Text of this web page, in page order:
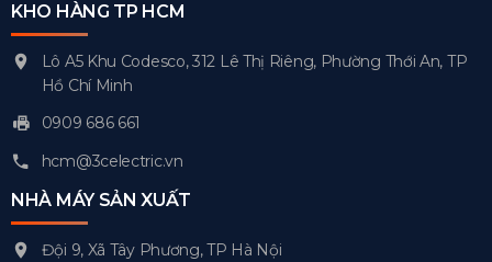
KHO HÀNG TP HCM
Lô A5 Khu Codesco, 312 Lê Thị Riêng, Phường Thới An, TP
Hồ Chí Minh
0909 686 661
hcm@3celectric.vn
NHÀ MÁY SẢN XUẤT
Đội 9, Xã Tây Phương, TP Hà Nội